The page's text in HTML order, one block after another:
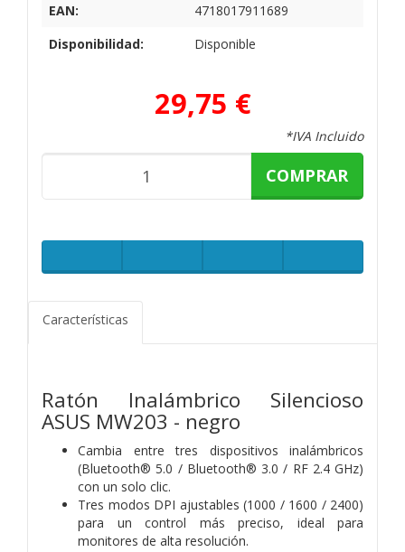
EAN:
4718017911689
Disponibilidad:
Disponible
29,75 €
*IVA Incluido
COMPRAR
Características
Ratón Inalámbrico Silencioso
ASUS MW203 - negro
Cambia entre tres dispositivos inalámbricos
(Bluetooth® 5.0 / Bluetooth® 3.0 / RF 2.4 GHz)
con un solo clic.
Tres modos DPI ajustables (1000 / 1600 / 2400)
para un control más preciso, ideal para
monitores de alta resolución.